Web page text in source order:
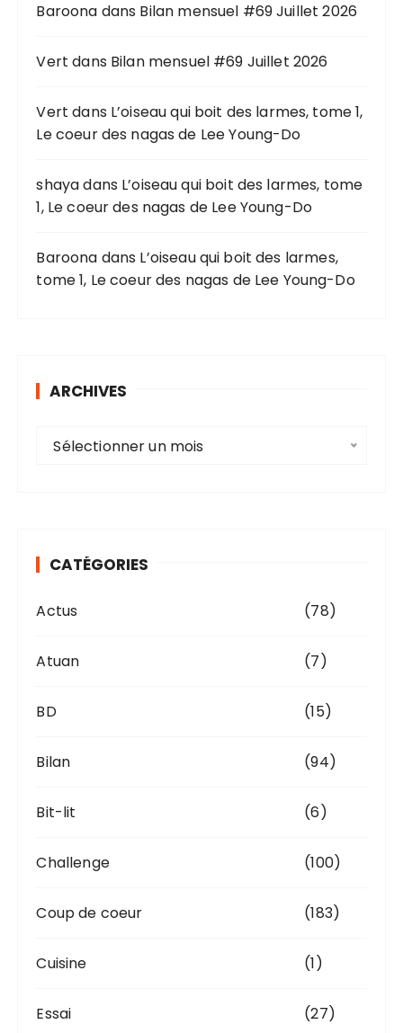
e
o
r
Baroona dans Bilan mensuel #69 Juillet 2026
Vert dans Bilan mensuel #69 Juillet 2026
Vert dans L’oiseau qui boit des larmes, tome 1,
Le coeur des nagas de Lee Young-Do
shayadans L’oiseau qui boit des larmes, tome
1, Le coeur des nagas de Lee Young-Do
Baroona dans L’oiseau qui boit des larmes,
tome 1, Le coeur des nagas de Lee Young-Do
ARCHIVES
e
Sélectionner un mois
CATÉGORIES
Actus (78)
Atuan (7)
BD (15)
Bilan (94)
Bit-lit (6)
Challenge (100)
Coup de coeur (183)
Cuisine (1)
Essai (27)